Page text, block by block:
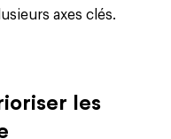
axes clés.
les